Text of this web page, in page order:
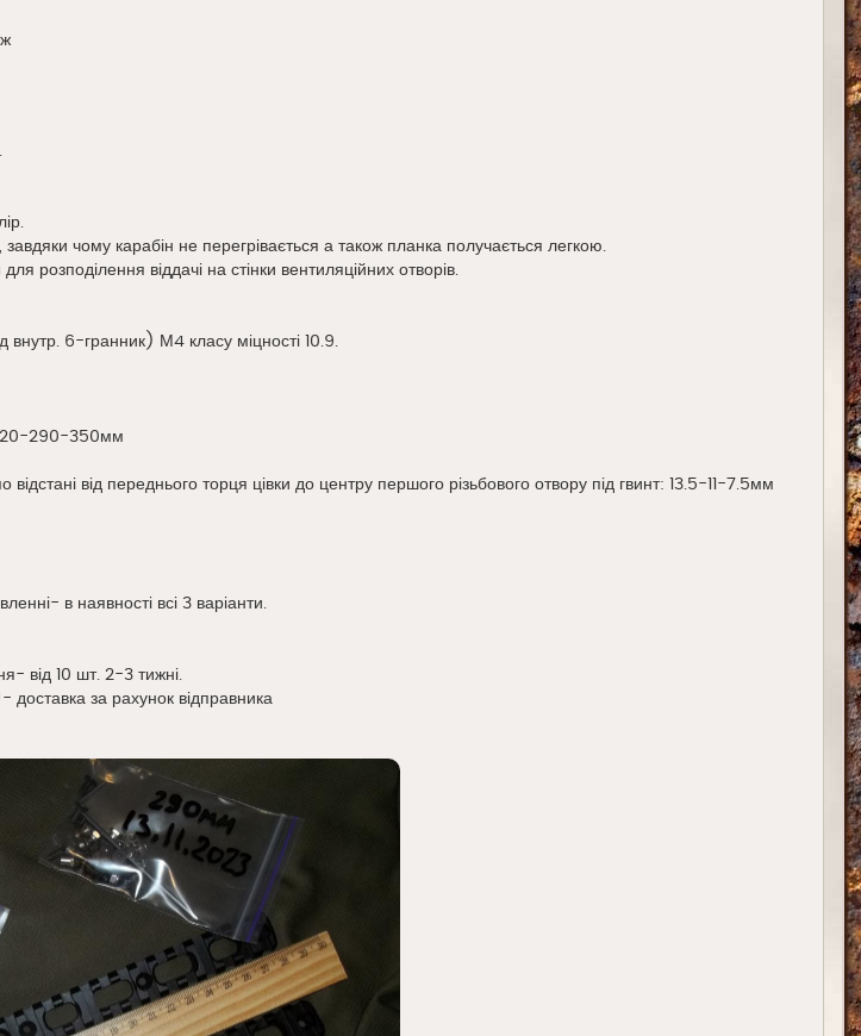
чому карабін не перегрівається а також планка получається легкою.
розподілення віддачі на стінки вентиляційних отворів.
внутр. 6-гранник) М4 класу міцності 10.9.
290-350мм
від переднього торця цівки до центру першого різьбового отвору під гвинт: 13.5-11-7.5мм
в наявності всі 3 варіанти.
від 10 шт. 2-3 тижні.
доставка за рахунок відправника